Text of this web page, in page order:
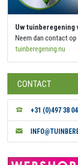
Uw
Neem dan contact
tuinberegening.nu
CONTACT
+31 (0)497 38